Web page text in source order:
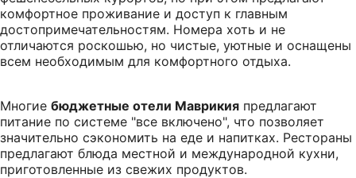
комфортное проживание и доступ к главным
достопримечательностям. Номера хоть и не
отличаются роскошью, но чистые, уютные и оснащены
всем необходимым для комфортного отдыха.
Многие бюджетные отели Маврикия предлагают
питание по системе "все включено", что позволяет
значительно сэкономить на еде и напитках. Рестораны
предлагают блюда местной и международной кухни,
приготовленные из свежих продуктов.